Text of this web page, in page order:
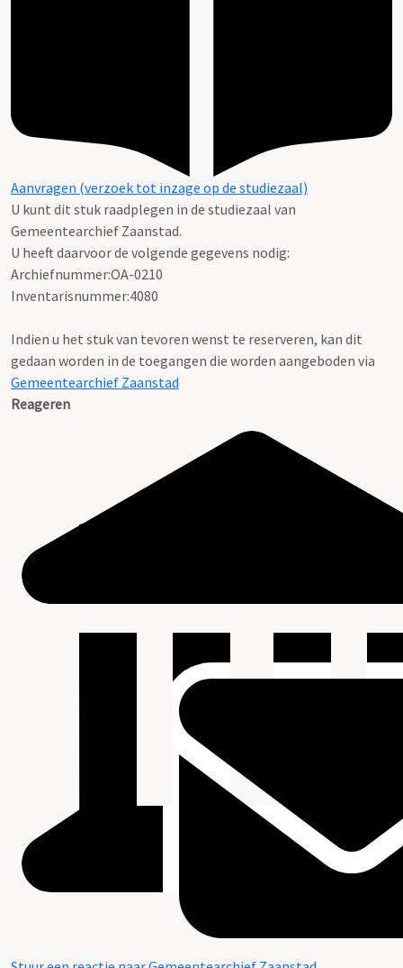
Aanvragen (verzoek tot inzage op de studiezaal)
U kunt dit stuk raadplegen in de studiezaal van
Gemeentearchief Zaanstad.
U heeft daarvoor de volgende gegevens nodig:
Archiefnummer:OA-0210
Inventarisnummer:4080
Indien u het stuk van tevoren wenst te reserveren, kan dit
gedaan worden in de toegangen die worden aangeboden via
Gemeentearchief Zaanstad
Reageren